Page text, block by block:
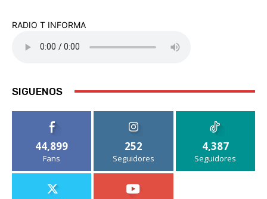
RADIO T INFORMA
SIGUENOS
44,899
Fans
252
Seguidores
4,387
Seguidores